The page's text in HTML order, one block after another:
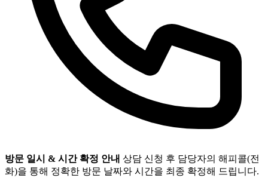
방문 일시 & 시간 확정 안내 상담 신청 후 담당자의 해피콜(전
화)을 통해 정확한 방문 날짜와 시간을 최종 확정해 드립니다.